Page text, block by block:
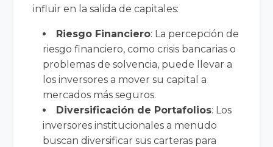
influir en la salida de capitales:
Riesgo Financiero: La percepción de
riesgo financiero, como crisis bancarias o
problemas de solvencia, puede llevar a
los inversores a mover su capital a
mercados más seguros.
Diversificación de Portafolios: Los
inversores institucionales a menudo
buscan diversificar sus carteras para